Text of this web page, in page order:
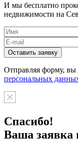
И мы бесплатно
недвижимости на
Отправляя форму, вы
персональных
Спасибо!
Ваша заявка